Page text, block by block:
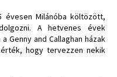
Milánóba költözött,
A hetvenes évek
Genny and Callaghan házak
hogy tervezzen nekik